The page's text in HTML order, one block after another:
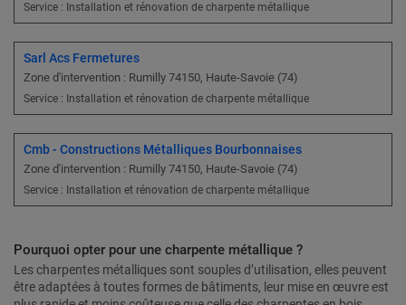
Service : Installation et rénovation de charpente métallique
Sarl Acs Fermetures
Zone d'intervention : Rumilly 74150, Haute-Savoie (74)
Service : Installation et rénovation de charpente métallique
Cmb - Constructions Métalliques Bourbonnaises
Zone d'intervention : Rumilly 74150, Haute-Savoie (74)
Service : Installation et rénovation de charpente métallique
Pourquoi opter pour une charpente métallique ?
Les charpentes métalliques sont souples d’utilisation, elles peuvent
être adaptées à toutes formes de bâtiments, leur mise en œuvre est